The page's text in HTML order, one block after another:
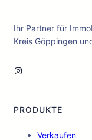
Ihr Partner für
Kreis Göppingen
Instagram
PRODUKTE
Verkaufen